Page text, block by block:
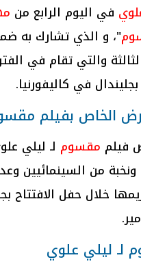
في اليوم الرابع من
"، و الذي تشارك به
في كاليفورنيا.
الخاص بفيلم
فيلم مقسوم لـ ليلي
من السينمائيين
خلال حفل الافتتاح
لـ ليلي علوي